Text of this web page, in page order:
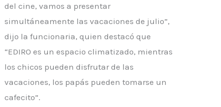
del cine, vamos a presentar
simultáneamente las vacaciones de julio”,
dijo la funcionaria, quien destacó que
“EDIRO es un espacio climatizado, mientras
los chicos pueden disfrutar de las
vacaciones, los papás pueden tomarse un
cafecito”.